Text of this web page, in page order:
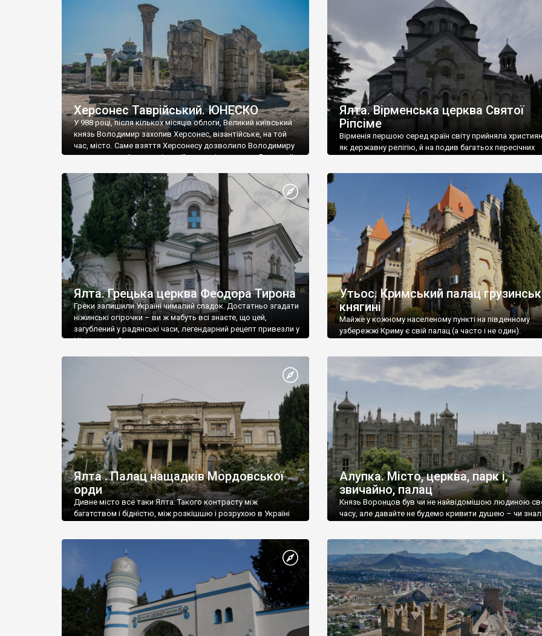
візантійської доби. Раритети викрадені з фондів об’єкту
культурної спадщини ЮНЕСКО «Херсонеса Таврійського».
Офіційно – на виставку «Золото Візантії», але експерти та
влада в Україні вважають це лише […]
називаються «повстяками» (postaki)…” “Вино. Крим
виробляє відмінне вино і його вдосталь: воно все
легке біле і дуже […]
Херсонес Таврійський. ЮНЕСКО
У 988 році, після кількох місяців облоги, Великий київський
князь Володимир захопив Херсонес, візантійське, на той
час, місто. Саме взяття Херсонесу дозволило Володимиру
диктувати свої умови візантійському імператору Василю ІІ,
Херсонесі Володимир-язичник, став Василем-
християнином. А потім було Хрещення Русі. На честь
Херсонесу Таврійського названо місто […]
Ялта. Вірменська церква Святої
Ріпсіме
Вірменія першою серед країн світу прийняла
як державну релігію, й на подив багатьох пересічних
Ялта. Грецька церква Феодора Тирона
Греки залишили Україні чималий спадок. Достатньо згадати
ніжинські огірочки – ви ж мабуть всі знаєте, що цей,
загублений у радянські часи, легендарний рецепт привезли у
Ніжин греки?
Утьос. Кримський палац
княгині
Майже у кожному населеному пункті на південному
узбережжі Криму є свій палац (а часто і не один).
Ялта . Палац нащадків Мордовської
орди
Дивне місто все таки Ялта. Такого контрасту між
багатством і бідністю, між розкішшю і розрухою в Україні
Алупка. Місто, церква, парк і,
звичайно, палац
Князь Воронцов був чи не найвідомішою людиною
часу, але давайте не будемо кривити душею – чи